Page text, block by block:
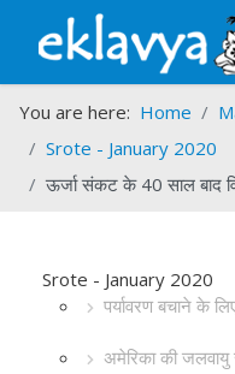
You are here: Home
Srote - January 2020
ऊर्जा संकट के 40 साल बाद
Srote - January 2020
पर्यावरण बचाने के
अमेरिका की